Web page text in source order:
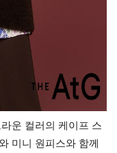
운 컬러의 케이프 스
미니 원피스와 함께